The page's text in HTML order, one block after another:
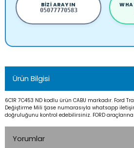
BIZI ARAYIN
05077770583
Ürün Bilgisi
6C1R 7C453 ND kodlu ürün CABU markadır. Ford
Değiştirme Mili Şase numarasıyla whatsapp
doğruluğunu kontrol edebilirsiniz. FORD
Yorumlar